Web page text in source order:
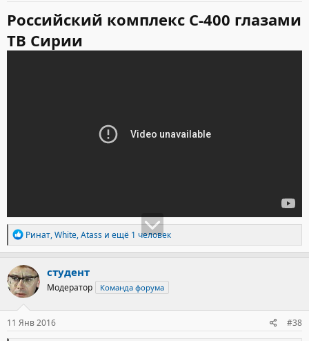
Российский комплекс С-400 глазами
ТВ Сирии
Р
е
а
к
ц
и
и
:
Ринат,White,Atass и ещё 1 человек
студент
Модератор Команда форума
11 Янв 2016 #38